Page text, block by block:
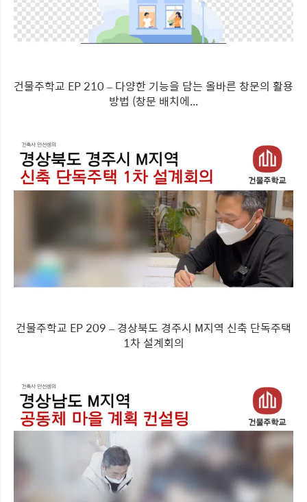
건물주학교 EP 210 – 다양한 기능을 담는 올바른 창문의 활용
방법 (창문 배치에...
건물주학교 EP 209 – 경상북도 경주시 M지역 신축 단독주택
1차 설계회의